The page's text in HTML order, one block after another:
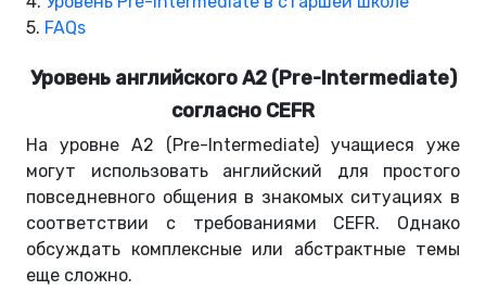
5. FAQs
Уровень английского А2 (Pre-Intermediate)
согласно CEFR
На уровне A2 (Pre-Intermediate) учащиеся уже
могут использовать английский для простого
повседневного общения в знакомых ситуациях в
соответствии с требованиями CEFR. Однако
обсуждать комплексные или абстрактные темы
еще сложно.